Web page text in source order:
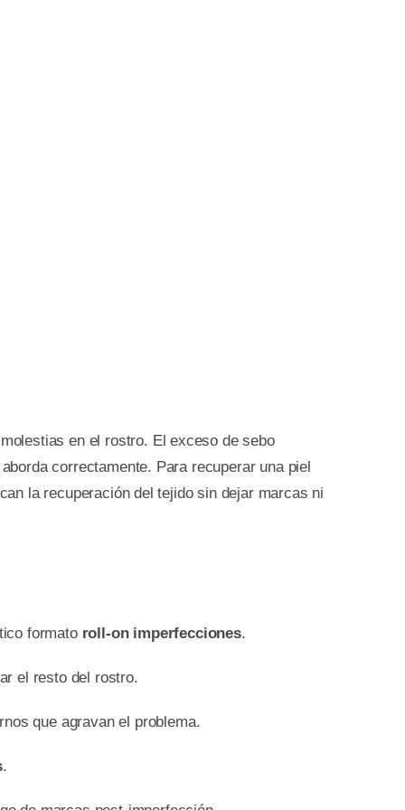
en el rostro. El exceso de sebo
correctamente. Para recuperar una piel
la recuperación del tejido sin dejar marcas ni
formato roll-on imperfecciones.
el resto del rostro.
que agravan el problema.
.